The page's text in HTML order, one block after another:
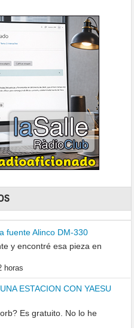
fuente Alinco DM-330
y encontré esa pieza en
horas
ESTACION CON YAESU
Es gratuito. No lo he